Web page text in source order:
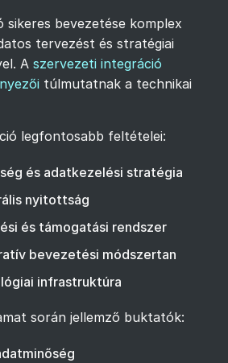
sikeres bevezetése komplex
tervezést és stratégiai
A szervezeti integráció
túlmutatnak a technikai
legfontosabb feltételei:
és adatkezelési stratégia
nyitottság
és támogatási rendszer
bevezetési módszertan
infrastruktúra
során jellemző buktatók: